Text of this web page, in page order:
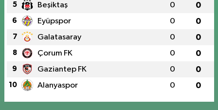
5 Beşiktaş 0 0
6 Eyüpspor 0 0
7 Galatasaray 0 0
8 Çorum FK 0 0
9 Gaziantep FK 0 0
10 Alanyaspor 0 0